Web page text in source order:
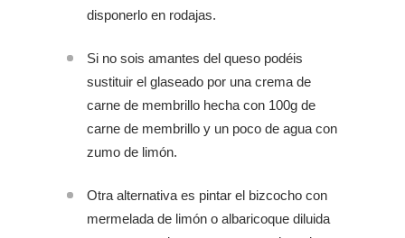
disponerlo en rodajas.
Si no sois amantes del queso podéis
sustituir el glaseado por una crema de
carne de membrillo hecha con 100g de
carne de membrillo y un poco de agua con
zumo de limón.
Otra alternativa es pintar el bizcocho con
mermelada de limón o albaricoque diluida